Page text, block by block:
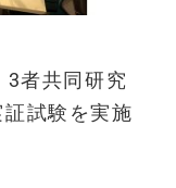
3者共同研究
試験を実施